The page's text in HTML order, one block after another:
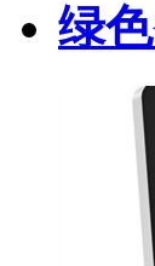
绿